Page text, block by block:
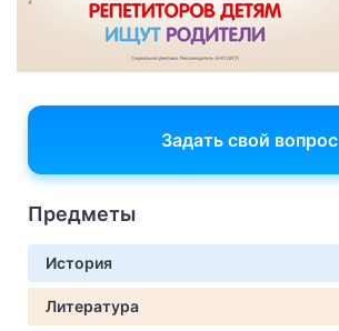
Задать свой вопрос
Предметы
История
Литература